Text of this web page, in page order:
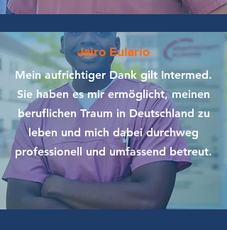
Jairo Eulario
Mein aufrichtiger Dank gilt Intermed.
Sie haben es mir ermöglicht, meinen
beruflichen Traum in Deutschland zu
leben und mich dabei durchweg
professionell und umfassend betreut.